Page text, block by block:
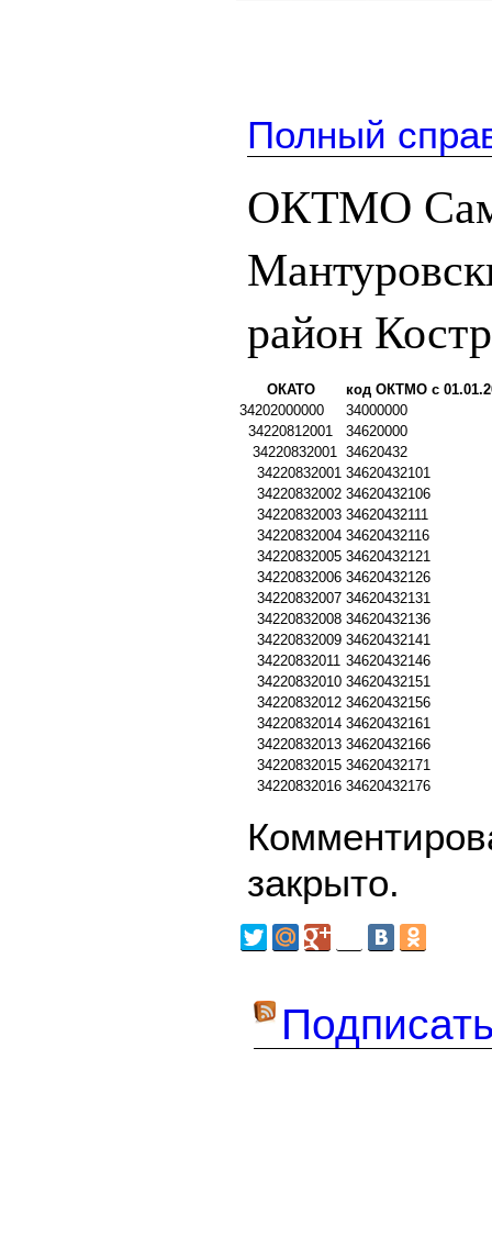
Полный
ОКТМО
район
ОКАТО
код ОКТМО с
34202000000
34000000
34220812001
34620000
34220832001 34620432
34220832001 34620432101
34220832002 34620432106
34220832003 34620432111
34220832004 34620432116
34220832005 34620432121
34220832006 34620432126
34220832007 34620432131
34220832008 34620432136
34220832009 34620432141
34220832011 34620432146
34220832010 34620432151
34220832012 34620432156
34220832014 34620432161
34220832013 34620432166
34220832015 34620432171
34220832016 34620432176
закрыто.